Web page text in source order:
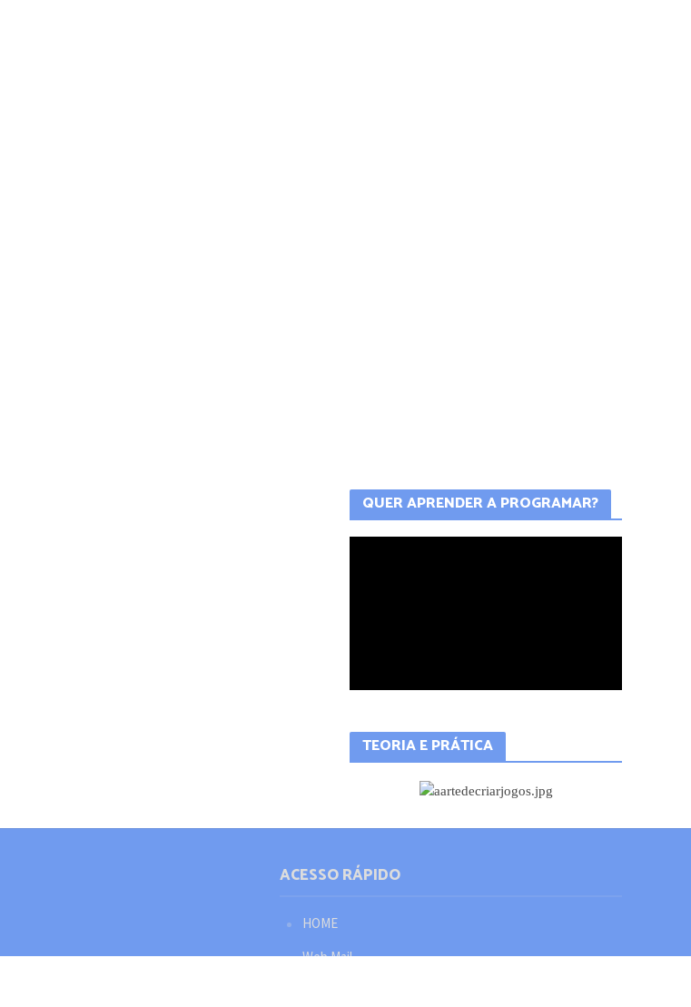
QUER APRENDER A PROGRAMAR?
TEORIA E PRÁTICA
ACESSO RÁPIDO
HOME
Web Mail